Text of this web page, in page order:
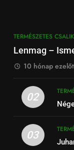
TERMÉSZETES CSALIK
Lenmag –
10 hónap
02
03